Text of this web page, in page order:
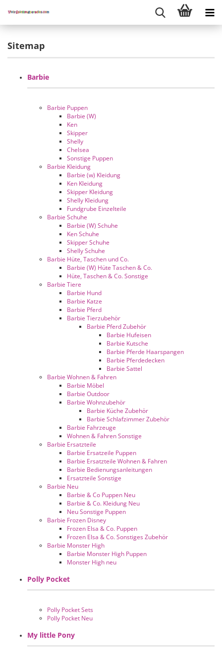
Sitemap
Barbie
Barbie Puppen
Barbie (W)
Ken
Skipper
Shelly
Chelsea
Sonstige Puppen
Barbie Kleidung
Barbie (w) Kleidung
Ken Kleidung
Skipper Kleidung
Shelly Kleidung
Fundgrube Einzelteile
Barbie Schuhe
Barbie (W) Schuhe
Ken Schuhe
Skipper Schuhe
Shelly Schuhe
Barbie Hüte, Taschen und Co.
Barbie (W) Hüte Taschen & Co.
Hüte, Taschen & Co. Sonstige
Barbie Tiere
Barbie Hund
Barbie Katze
Barbie Pferd
Barbie Tierzubehör
Barbie Pferd Zubehör
Barbie Hufeisen
Barbie Kutsche
Barbie Pferde Haarspangen
Barbie Pferdedecken
Barbie Sattel
Barbie Wohnen & Fahren
Barbie Möbel
Barbie Outdoor
Barbie Wohnzubehör
Barbie Küche Zubehör
Barbie Schlafzimmer Zubehör
Barbie Fahrzeuge
Wohnen & Fahren Sonstige
Barbie Ersatzteile
Barbie Ersatzeile Puppen
Barbie Ersatzteile Wohnen & Fahren
Barbie Bedienungsanleitungen
Ersatzteile Sonstige
Barbie Neu
Barbie & Co Puppen Neu
Barbie & Co. Kleidung Neu
Neu Sonstige Puppen
Barbie Frozen Disney
Frozen Elsa & Co. Puppen
Frozen Elsa & Co. Sonstiges Zubehör
Barbie Monster High
Barbie Monster High Puppen
Monster High neu
Polly Pocket
Polly Pocket Sets
Polly Pocket Neu
My little Pony